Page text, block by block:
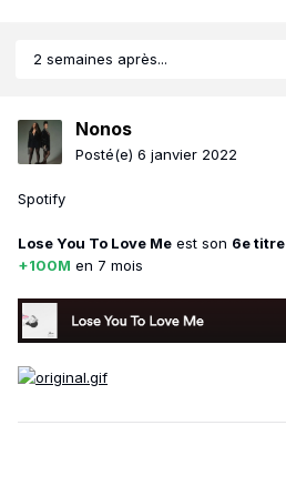
2 semaines après...
Nonos
Posté(e) 6 janvier 2022
Spotify
Lose You To Love Me est son 6e titre
+100M en 7 mois